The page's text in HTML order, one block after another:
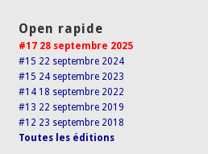
Open rapide
#17 28 septembre 2025
#15 22 septembre 2024
#15 24 septembre 2023
#14 18 septembre 2022
#13 22 septembre 2019
#12 23 septembre 2018
Toutes les éditions